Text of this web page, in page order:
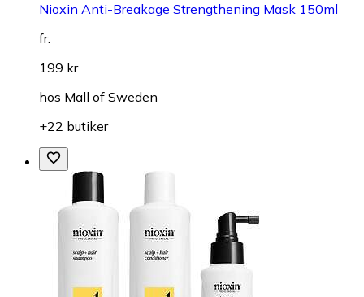
Nioxin Anti-Breakage Strengthening Mask 150ml
fr.
199 kr
hos Mall of Sweden
+22 butiker